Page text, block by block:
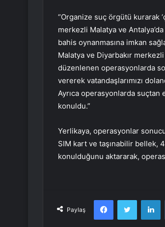
“Organize suç örgütü kurarak
merkezli Malatya ve
bahis oynanmasına imkan
Malatya ve Diyarbakır
düzenlenen operasyonlarda
vererek vatandaşlarımızı
Ayrıca operasyonlarda
konuldu.”
Yerlikaya, operasyonlar
SIM kart ve taşınabilir bellek,
konulduğunu aktararak,
Paylaş
FacebookTwitter